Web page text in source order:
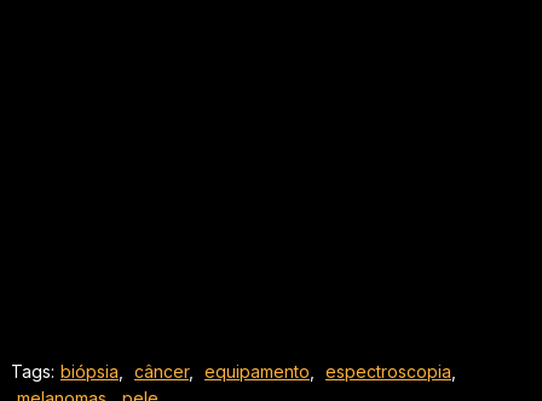
Tags: biópsia câncer, equipamento espectroscopia